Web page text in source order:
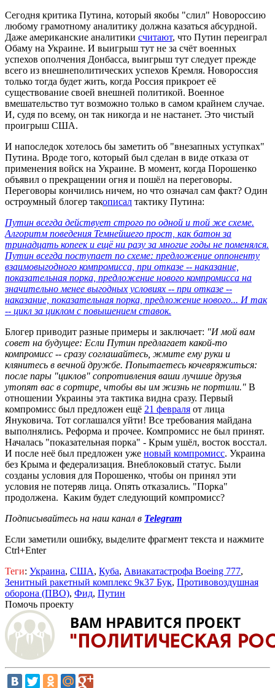
Сегодня критика Путина, который якобы "слил" Новороссию
любому грамотному аналитику должна казаться абсурдной.
Даже американские аналитики считают, что Путин переиграл
Обаму на Украине. И выигрыш тут не за счёт военных
успехов ополчения Донбасса, выигрыш тут следует прежде
всего из внешнеполитических успехов Кремля. Новороссия
только тогда будет жить, когда Россия прикроет её
существование своей внешней политикой. Военное
вмешательство тут возможно только в самом крайнем случае.
И, судя по всему, он так никогда и не настанет. Это чистый
проигрыш США.
И напоследок хотелось бы заметить об "внезапных уступках"
Путина. Вроде того, который был сделан в виде отказа от
применения войск на Украине. В момент, когда Порошенко
объявил о прекращении огня и пошёл на переговоры.
Переговоры кончились ничем, но что означал сам факт? Один
остроумный блогер такописал тактику Путина:
Путин всегда действует строго по одной и той же схеме.
Алгоритм поведения Темнейшего прост, как батон за
тринадцать копеек и ещё ни разу за многие годы не поменялся.
Путин всегда поступает по схеме: предложение оппоненту
взаимовыгодного компромисса, при отказе -- наказание,
показательная порка, предложение нового компромисса на
значительно менее выгодных условиях -- при отказе --
наказание, показательная порка, предложение нового... И так
-- цикл за циклом с повышением ставок.
Блогер приводит разные примеры и заключает: "И мой вам
совет на будущее: Если Путин предлагает какой-то
компромисс -- сразу соглашайтесь, жмите ему руки и
клянитесь в вечной дружбе. Попытаетесь кочевряжиться:
после пары "циклов" сопротивления ваши лучшие друзья
утопят вас в сортире, чтобы вы им жизнь не портили." В
отношении Украины эта тактика видна сразу. Первый
компромисс был предложен ещё 21 февраля от лица
Януковича. Тот соглашался уйти! Все требования майдана
выполнялись. Реформа и прочее. Компромисс не был принят.
Началась "показательная порка" - Крым ушёл, восток восстал.
И после неё был предложен уже новый компромисс. Украина
без Крыма и федерализация. Внеблоковый статус. Были
созданы условия для Порошенко, чтобы он принял эти
условия не потеряв лица. Опять отказались. "Порка"
продолжена. Каким будет следующий компромисс?
Подписывайтесь на наш канал в Telegram
Если заметили ошибку, выделите фрагмент текста и нажмите
Ctrl+Enter
Теги: Украина, США, Куба, Авиакатастрофа Boeing 777,
Зенитный ракетный комплекс 9к37 Бук, Противовоздушная
оборона (ПВО), Фид, Путин
Помочь проекту